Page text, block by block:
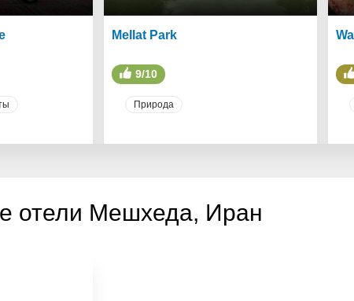
Mellat Park
9/10
Природа
отели Мешхеда, Иран